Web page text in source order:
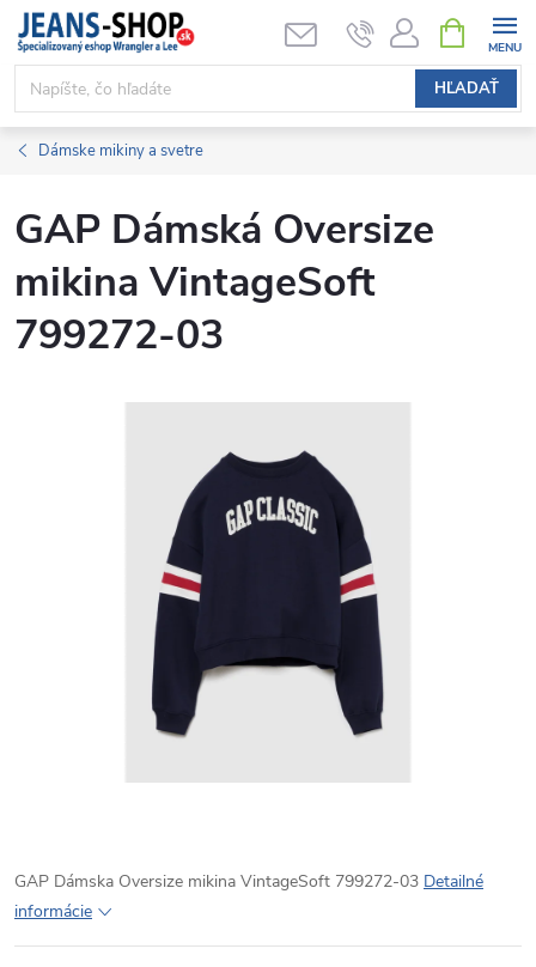
Prejsť
obsah
HĽADAŤ
KOŠÍK
Dámske mikiny a svetre
GAP Dámská Oversize
mikina VintageSoft
799272-03
GAP Dámska Oversize mikina VintageSoft 799272-03 Detailné
informácie